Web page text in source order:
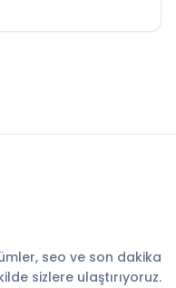
seo ve son dakika
sizlere ulaştırıyoruz.